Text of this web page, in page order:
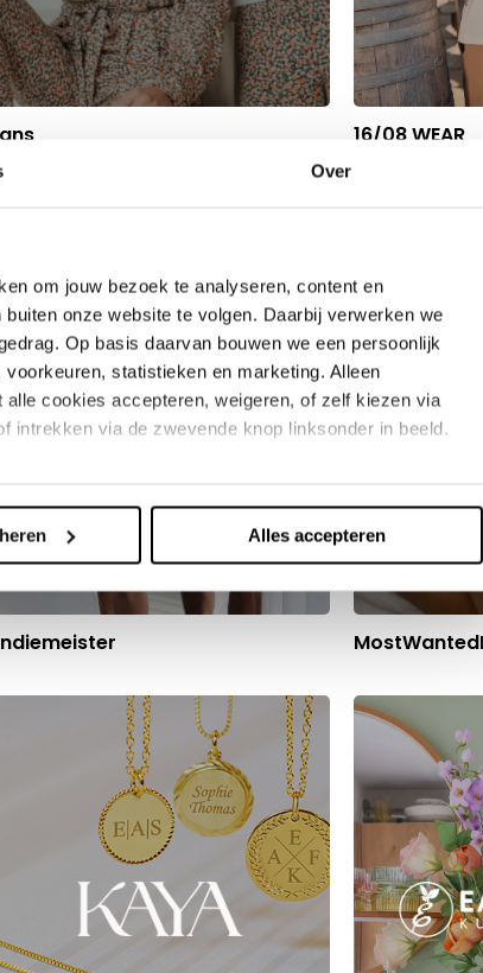
Over
om jouw bezoek te analyseren, content en
onze website te volgen. Daarbij verwerken we
Op basis daarvan bouwen we een persoonlijk
statistieken en marketing. Alleen
cookies accepteren, weigeren, of zelf kiezen via
intrekken via de zwevende knop linksonder in beeld.
en verwerken. Alles accepteren
16/08 WEAR